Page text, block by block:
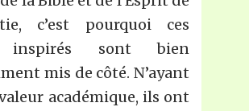
c’est pourquoi ces
inspirés sont bien
mis de côté. N’ayant
académique, ils ont